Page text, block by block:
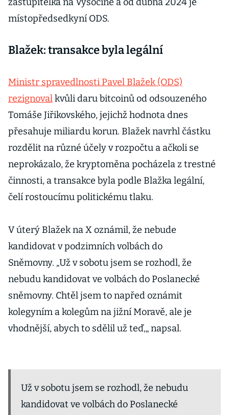
místopředsedkyní ODS.
Blažek: transakce byla legální
Ministr spravedlnosti Pavel Blažek (ODS)
rezignovalkvůli daru bitcoinů od odsouzeného
Tomáše Jiřikovského, jejichž hodnota dnes
přesahuje miliardu korun. Blažek navrhl částku
rozdělit na různé účely v rozpočtu a ačkoli se
neprokázalo, že kryptoměna pocházela z trestné
činnosti, a transakce byla podle Blažka legální,
čelí rostoucímu politickému tlaku.
V úterý Blažek na X oznámil, že nebude
kandidovat v podzimních volbách do
Sněmovny. „Už v sobotu jsem se rozhodl, že
nebudu kandidovat ve volbách do Poslanecké
sněmovny. Chtěl jsem to napřed oznámit
kolegyním a kolegům na jižní Moravě, ale je
vhodnější, abych to sdělil už teď,„ napsal.
Už v sobotu jsem se rozhodl, že nebudu
kandidovat ve volbách do Poslanecké